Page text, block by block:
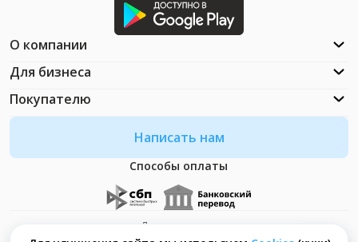
Написать нам
Способы оплаты
О компании
Для бизнеса
Покупателю
Документация